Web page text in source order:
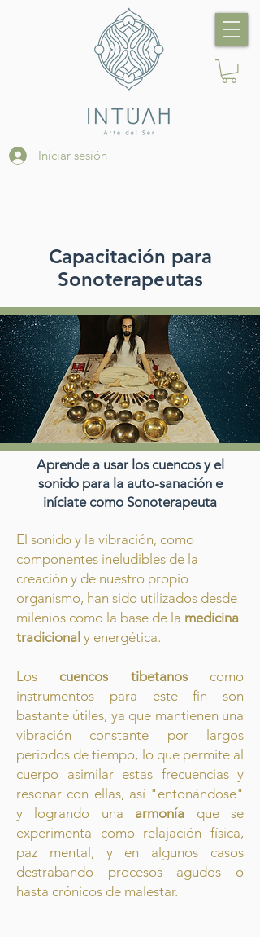
Iniciar sesión
Capacitación para
Sonoterapeutas
Aprende a usar los cuencos y el
sonido para la auto-sanación e
iníciatecomo Sonoterapeuta
El sonido y la vibración, como
componentes ineludibles de la
creación y de nuestro propio
organismo, han sido utilizados desde
milenios como la base de la medicina
tradicional y energética.
Los cuencos tibetanoscomo
instrumentos para este fin son
bastante útiles, ya que mantienen una
vibración constante por largos
períodos de tiempo, lo que permite al
cuerpo asimilar estas frecuencias y
resonar con ellas, así "entonándose"
y logrando una armonía que se
experimenta como relajación física,
paz mental, y en algunos casos
destrabando procesos agudos o
hasta crónicos de malestar.